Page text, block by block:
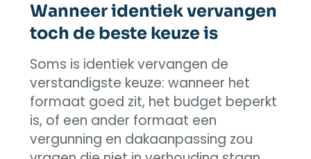
Wanneer identiek vervangen
toch de beste keuze is
Soms is identiek vervangen de
verstandigste keuze: wanneer het
formaat goed zit, het budget beperkt
is, of een ander formaat een
vergunning en dakaanpassing zou